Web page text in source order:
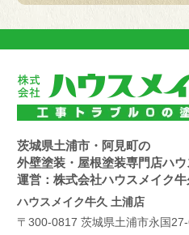
茨城県土浦市・阿見町の
外壁塗装・屋根塗装専門店ハ
運営：株式会社ハウスメイク牛
ハウスメイク牛久 土浦店
〒300-0817 茨城県土浦市永国